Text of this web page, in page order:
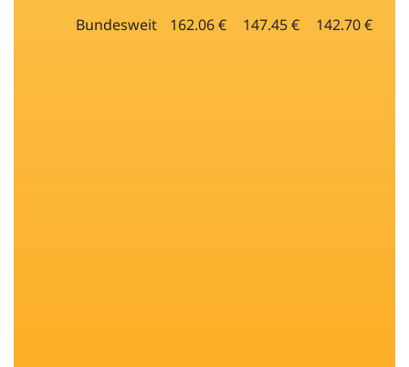
Bundesweit 162.06 € 147.45 € 142.70 €